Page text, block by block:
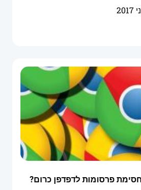
פרסומות לדפדפן כרום?